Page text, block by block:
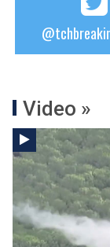
Video »